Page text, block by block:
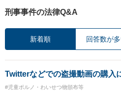
刑事事件の法律Q&A
新着順 回答数が
Twitterなどでの盗撮動画の購入
#児童ポルノ・わいせつ物頒布等